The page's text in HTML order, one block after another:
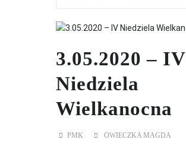
3.05.2020 – IV
Niedziela
Wielkanocna
PMK OWIECZKA MAGDA